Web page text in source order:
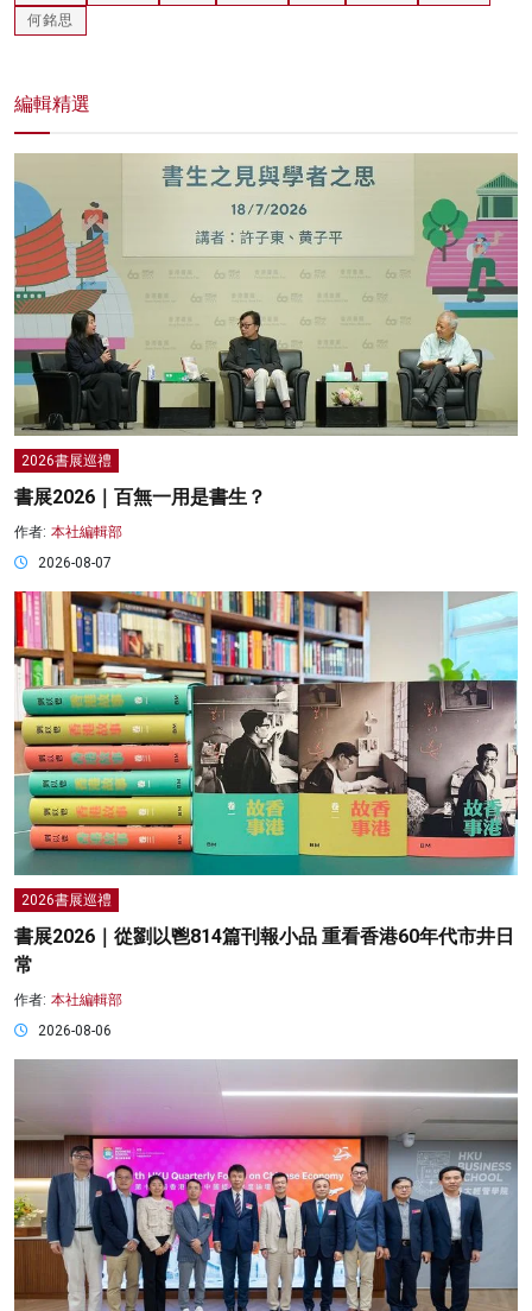
何銘思
編輯精選
2026書展巡禮
書展2026｜百無一用是書生？
作者: 本社編輯部
2026-08-07
2026書展巡禮
書展2026｜從劉以鬯814篇刊報小品 重看香港60年代市井日
常
作者: 本社編輯部
2026-08-06